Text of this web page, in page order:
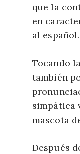
que la
en
al español.
Tocando
también
simpática
mascota
Después